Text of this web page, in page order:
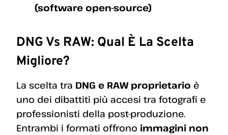
(software open-source)
DNG Vs RAW: Qual È La Scelta
Migliore?
La scelta tra DNG e RAW proprietario è
uno dei dibattiti più accesi tra fotografi e
professionisti della post-produzione.
Entrambi i formati offrono immagini non